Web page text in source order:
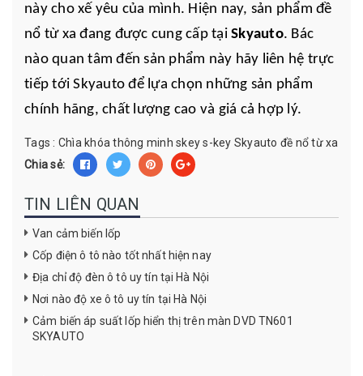
này cho xế yêu của mình. Hiện nay, sản phẩm đề
nổ từ xa đang được cung cấp tại Skyauto. Bác
nào quan tâm đến sản phẩm này hãy liên hệ trực
tiếp tới Skyauto để lựa chọn những sản phẩm
chính hãng, chất lượng cao và giá cả hợp lý.
Tags : Chìa khóa thông minh skey s-key Skyauto đề nổ từ xa
Chia sẻ:
TIN LIÊN QUAN
Van cảm biến lốp
Cốp điện ô tô nào tốt nhất hiện nay
Địa chỉ độ đèn ô tô uy tín tại Hà Nội
Nơi nào độ xe ô tô uy tín tại Hà Nội
Cảm biến áp suất lốp hiển thị trên màn DVD TN601
SKYAUTO